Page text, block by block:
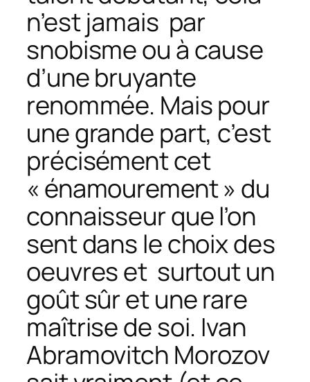
n’est jamais par
snobisme ou à cause
d’une bruyante
renommée. Mais pour
une grande part, c’est
précisément cet
« énamourement » du
connaisseur que l’on
sent dans le choix des
oeuvres et surtout un
goût sûr et une rare
maîtrise de soi. Ivan
Abramovitch Morozov